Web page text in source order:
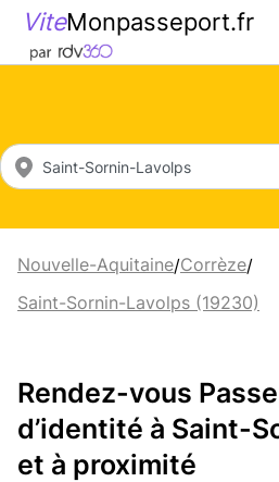
ViteMonpasseport.fr
Nouvelle-Aquitaine/Corrèze/
Saint-Sornin-Lavolps (19230)
Rendez-vous
d’identité à Saint-
et à proximité